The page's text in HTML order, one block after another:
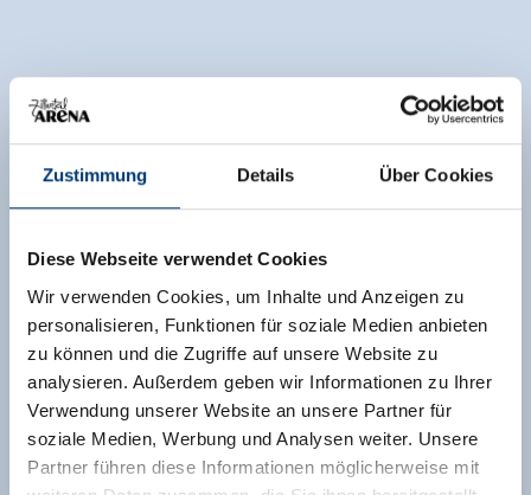
Zustimmung Details Über Cookies
Diese Webseite verwendet Cookies
Wir verwenden Cookies, um Inhalte und Anzeigen zu
personalisieren, Funktionen für soziale Medien anbieten
zu können und die Zugriffe auf unsere Website zu
analysieren. Außerdem geben wir Informationen zu Ihrer
Verwendung unserer Website an unsere Partner für
soziale Medien, Werbung und Analysen weiter. Unsere
Partner führen diese Informationen möglicherweise mit